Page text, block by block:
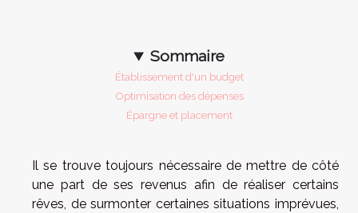
Sommaire
Établissement d'un budget
Optimisation des dépenses
Épargne et placement
Il se trouve toujours nécessaire de mettre de côté
une part de ses revenus afin de réaliser certains
rêves, de surmonter certaines situations imprévues,